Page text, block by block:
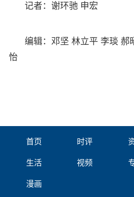
记者：谢环驰 申宏
编辑：邓坚 林立平 李琰 郝
怡
首页 时评
生活 视频
漫画